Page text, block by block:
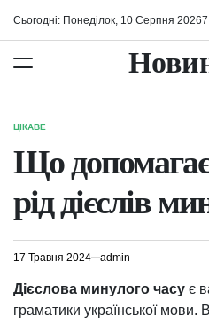
Сьогодні: Понеділок, 10 Серпня 20267
ОПУБЛІКУВАТИ
ЦІКАВЕ
Що
рід дієслів
17 Травня 2024 admin
Дієслова минулого часу є
граматики української